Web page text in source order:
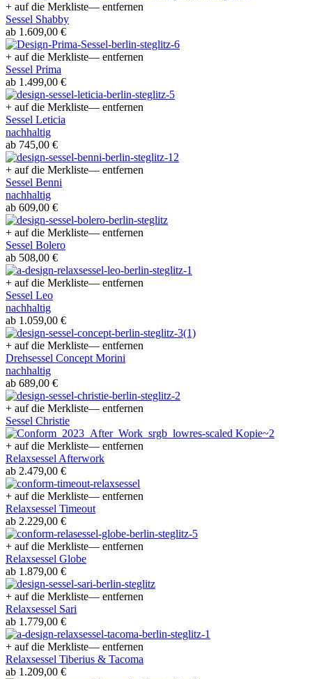
+ auf die Merkliste— entfernen
Sessel Shabby
ab 1.609,00 €
+ auf die Merkliste— entfernen
Sessel Prima
ab 1.499,00 €
+ auf die Merkliste— entfernen
Sessel Leticia
nachhaltig
ab 745,00 €
+ auf die Merkliste— entfernen
Sessel Benni
nachhaltig
ab 609,00 €
+ auf die Merkliste— entfernen
Sessel Bolero
ab 508,00 €
+ auf die Merkliste— entfernen
Sessel Leo
nachhaltig
ab 1.059,00 €
+ auf die Merkliste— entfernen
Drehsessel Concept Morini
nachhaltig
ab 689,00 €
+ auf die Merkliste— entfernen
Sessel Christie
+ auf die Merkliste— entfernen
Relaxsessel Afterwork
ab 2.479,00 €
+ auf die Merkliste— entfernen
Relaxsessel Timeout
ab 2.229,00 €
+ auf die Merkliste— entfernen
Relaxsessel Globe
ab 1.879,00 €
+ auf die Merkliste— entfernen
Relaxsessel Sari
ab 1.779,00 €
+ auf die Merkliste— entfernen
Relaxsessel Tiberius & Tacoma
ab 1.209,00 €